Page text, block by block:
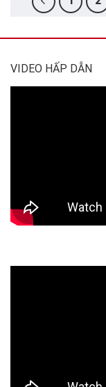
VIDEO HẤP DẪN